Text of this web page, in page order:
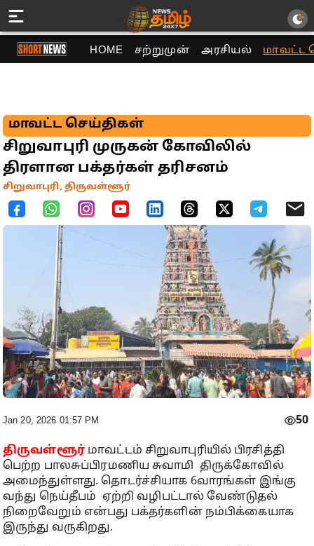
HOME சற்றுமுன் அரசியல் மாவட்ட
மாவட்ட செய்திகள்
சிறுவாபுரி முருகன் கோவிலில்
திரளான பக்தர்கள் தரிசனம்
சிறுவாபுரி, திருவள்ளூர்
Jan 20, 2026 01:57 PM 50
திருவள்ளூர் மாவட்டம் சிறுவாபுரியில் பிரசித்தி
பெற்ற பாலசுப்பிரமணிய சுவாமி திருக்கோவில்
அமைந்துள்ளது. தொடர்ச்சியாக 6வாரங்கள் இங்கு
வந்து நெய்தீபம் ஏற்றி வழிபட்டால் வேண்டுதல்
நிறைவேறும் என்பது பக்தர்களின் நம்பிக்கையாக
இருந்து வருகிறது.